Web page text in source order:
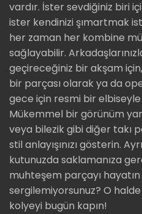
vardır. İster sevdiğiniz biri
ister kendinizi şımartmak
her zaman her kombine
sağlayabilir.
geçireceğiniz bir akşam
bir parçası olarak ya da
gece için resmi bir
Mükemmel bir görünüm
veya bilezik gibi diğer takı
stil anlayışınızı gösterin.
kutunuzda saklamanıza
muhteşem parçayı
sergilemiyorsunuz? O
kolyeyi bugün kapın!